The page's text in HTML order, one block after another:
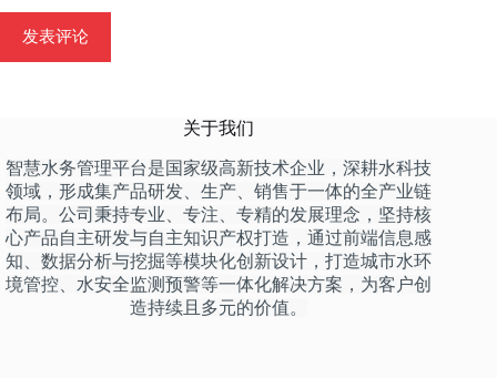
发表评论
关于我们
智慧水务管理平台是国家级高新技术企业，深耕水科技
领域，形成集产品研发、生产、销售于一体的全产业链
布局。公司秉持专业、专注、专精的发展理念，坚持核
心产品自主研发与自主知识产权打造，通过前端信息感
知、数据分析与挖掘等模块化创新设计，打造城市水环
境管控、水安全监测预警等一体化解决方案，为客户创
造持续且多元的价值。